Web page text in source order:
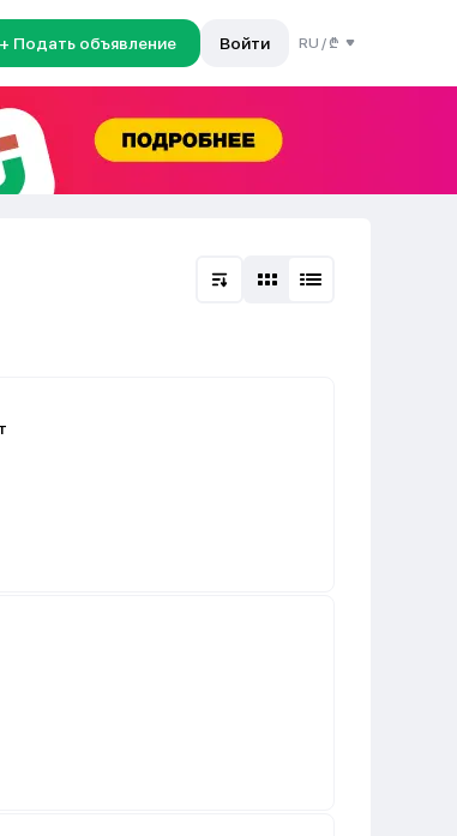
+ Подать объявление Войти RU /₾